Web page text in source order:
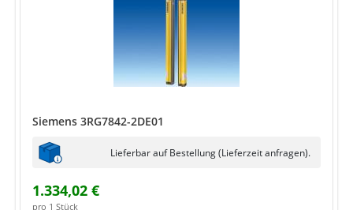
Siemens 3RG7842-2DE01
Lieferbar auf Bestellung (Lieferzeit anfragen).
1.334,02 €
pro 1 Stück